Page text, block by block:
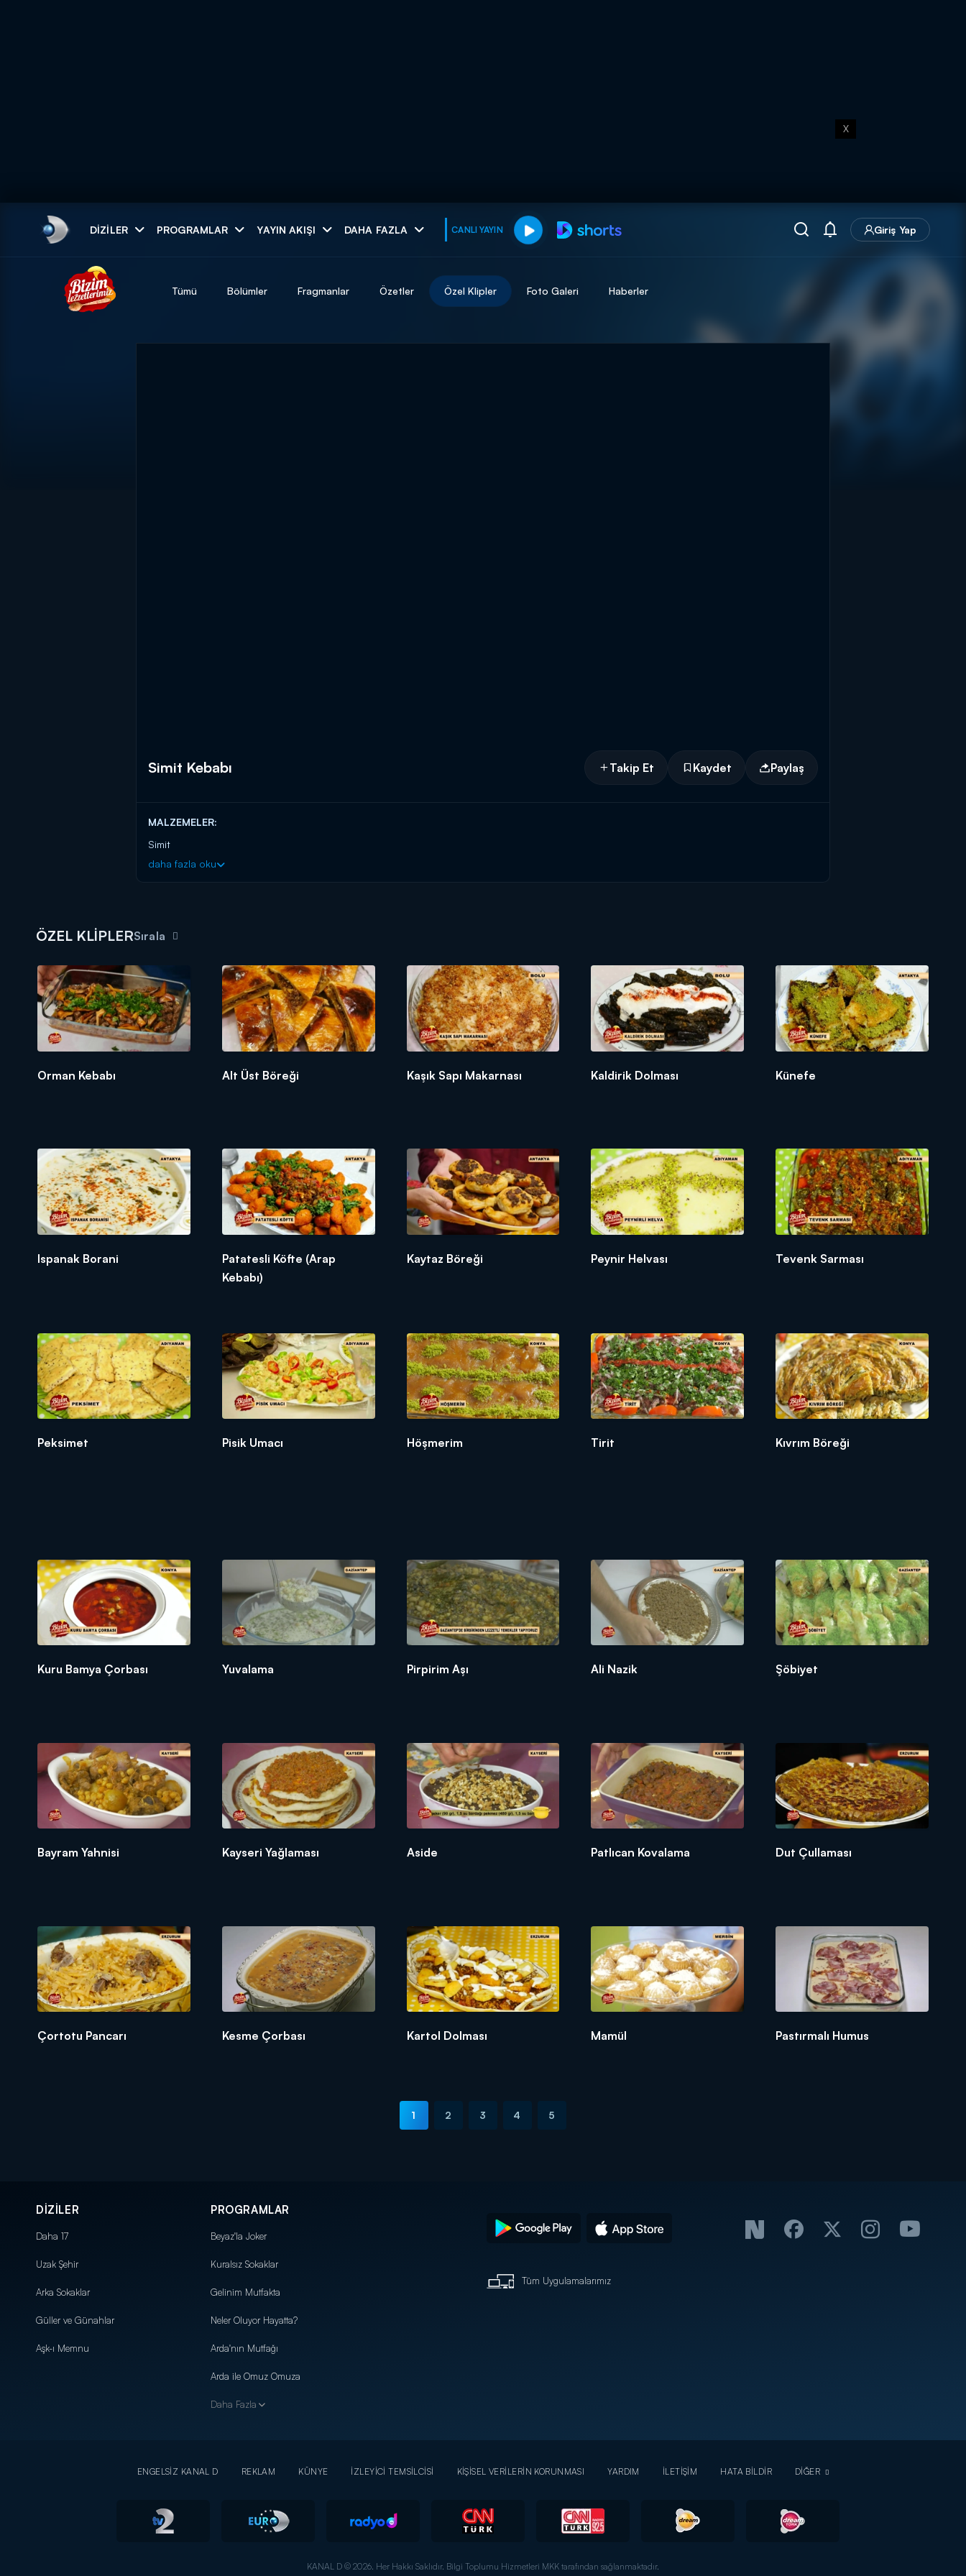
X
DIZILER PROGRAMLAR YAYIN AKIŞI DAHA FAZLA CANLI YAYIN Giriş Yap
muhteşem ikili
Tümü Bölümler Fragmanlar Özetler Özel Klipler Foto Galeri Haberler
Simit Kebabı Takip Et Kaydet Paylaş
MALZEMELER:
Simit
Su
5 yemek kaşığı pul biber
YAPILIŞI:
SİMİTLERE SU EKLEYİP BİRAZ ŞİŞMESİNİ BEKLİYORUZ. KIYMAYA TÜM MALZEMLERİ EKLİYORUZ VE YOĞURUYORUZ. ŞİŞE GEÇİRİYORUZ.
daha fazla oku
ÖZEL KLİPLERSırala
Orman Kebabı Alt Üst Böreği Kaşık Sapı Makarnası Kaldirik Dolması Künefe
Ispanak Borani
Patatesli Köfte (Arap
Kebabı)
Kaytaz Böreği Peynir Helvası Tevenk Sarması
Peksimet Pisik Umacı Höşmerim Tirit Kıvrım Böreği
Kuru Bamya Çorbası Yuvalama Pirpirim Aşı Ali Nazik Şöbiyet
Bayram Yahnisi Kayseri Yağlaması Aside Patlıcan Kovalama Dut Çullaması
Çortotu Pancarı Kesme Çorbası Kartol Dolması Mamül Pastırmalı Humus
1 2 3 4 5
DİZİLER
Daha 17
Uzak Şehir
Arka Sokaklar
Güller ve Günahlar
Aşk-ı Memnu
PROGRAMLAR
Beyaz'la Joker
Kuralsız Sokaklar
Gelinim Mutfakta
Neler Oluyor Hayatta?
Arda'nın Mutfağı
Arda ile Omuz Omuza
Daha Fazla
Tüm Uygulamalarımız
ENGELSİZ KANAL D REKLAM KÜNYE İZLEYİCİ TEMSİLCİSİ KİŞİSEL VERİLERİN KORUNMASI YARDIM İLETİŞİM HATA BİLDİR DİĞER
KANAL D © 2026. Her Hakkı Saklıdır. Bilgi Toplumu Hizmetleri MKK tarafından sağlanmaktadır.